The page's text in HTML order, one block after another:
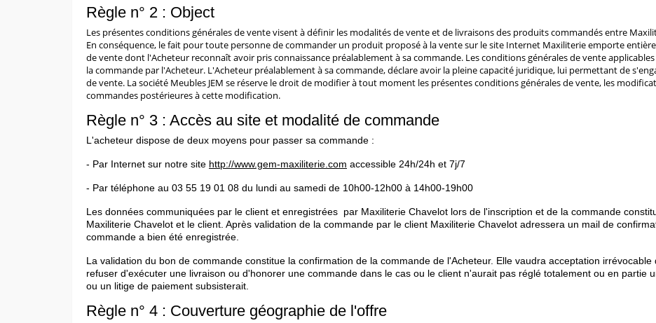
Règle n° 2 : Object
Les présentes conditions générales de vente visent à définir les modalités de vente et de livraisons des produits commandés entre
En conséquence, le fait pour toute personne de commander un produit proposé à la vente sur le site Internet Maxiliterie emporte
de vente dont l'Acheteur reconnaît avoir pris connaissance préalablement à sa commande. Les conditions générales de vente
la commande par l'Acheteur. L'Acheteur préalablement à sa commande, déclare avoir la pleine capacité juridique, lui permettant de
de vente. La société Meubles JEM se réserve le droit de modifier à tout moment les présentes conditions générales de vente, les
commandes postérieures à cette modification.
Règle n° 3 : Accès au site et modalité de commande
L'acheteur dispose de deux moyens pour passer sa commande :
- Par Internet sur notre site http://www.gem-maxiliterie.com accessible 24h/24h et 7j/7
- Par téléphone au 03 55 19 01 08 du lundi au samedi de 10h00-12h00 à 14h00-19h00
Les données communiquées par le client et enregistrées par Maxiliterie Chavelot lors de l'inscription et de la commande
Maxiliterie Chavelot et le client. Après validation de la commande par le client Maxiliterie Chavelot adressera un mail de
commande a bien été enregistrée.
La validation du bon de commande constitue la confirmation de la commande de l'Acheteur. Elle vaudra acceptation
refuser d'exécuter une livraison ou d'honorer une commande dans le cas ou le client n'aurait pas réglé totalement ou en partie
ou un litige de paiement subsisterait.
Règle n° 4 : Couverture géographie de l'offre